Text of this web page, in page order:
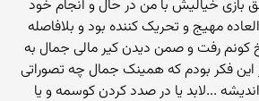
خیالیش با من در حال و انجام خود
مهیج و تحریک کننده بود و بلافاصله
رفت و صمن دیدن کیر مالی جمال به
فکر بودم که همینک جمال چه تصوراتی
...لابد یا در صدد کردن کوسمه و یا